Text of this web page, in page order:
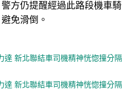
方仍提醒經過此路段機車騎
免滑倒。
達 新北聯結車司機精神恍惚撞分隔
達 新北聯結車司機精神恍惚撞分隔